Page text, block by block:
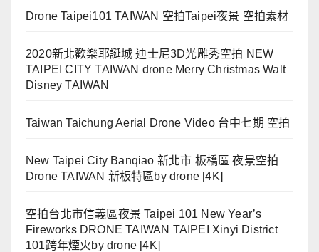
Drone Taipei101 TAIWAN 空拍Taipei夜景 空拍素材
2020新北歡樂耶誕城 迪士尼3D光雕秀空拍 NEW
TAIPEI CITY TAIWAN drone Merry Christmas Walt
Disney TAIWAN
Taiwan Taichung Aerial Drone Video 台中七期 空拍
New Taipei City Banqiao 新北市 板橋區 夜景空拍
Drone TAIWAN 新板特區by drone [4K]
空拍台北市信義區夜景 Taipei 101 New Year’s
Fireworks DRONE TAIWAN TAIPEI Xinyi District
101跨年煙火by drone [4K]